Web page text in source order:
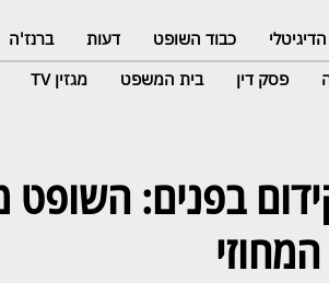
כבוד השופט דעות ברנז'ה
פסק דין בית המשפט מגזין TV
בפנים: השופט